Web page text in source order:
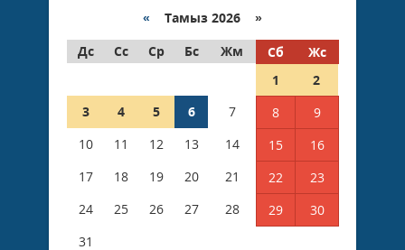
« Тамыз 2026 »
Дс
Сс Ср Бс Жм Сб
Жс
1
2
3
4 5 6 7 8
9
10
11 12 13 14 15
16
17
18 19 20 21 22
23
24
25 26 27 28 29
30
31